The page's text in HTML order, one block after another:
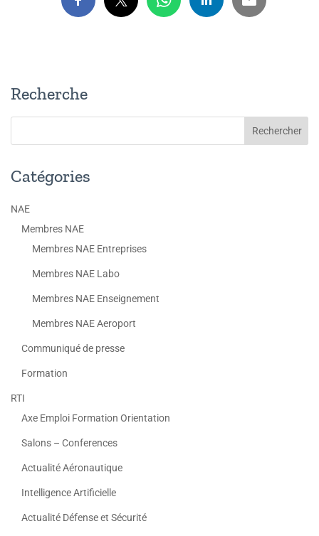
Recherche
Catégories
NAE
Membres NAE
Membres NAE Entreprises
Membres NAE Labo
Membres NAE Enseignement
Membres NAE Aeroport
Communiqué de presse
Formation
RTI
Axe Emploi Formation Orientation
Salons – Conferences
Actualité Aéronautique
Intelligence Artificielle
Actualité Défense et Sécurité